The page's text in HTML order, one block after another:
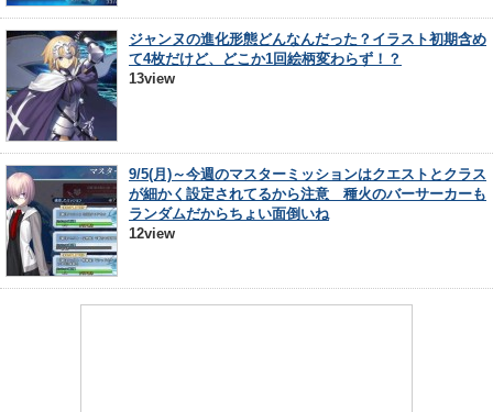
ジャンヌの進化形態どんなんだった？イラスト初期含め
て4枚だけど、どこか1回絵柄変わらず！？
13view
9/5(月)～今週のマスターミッションはクエストとクラス
が細かく設定されてるから注意 種火のバーサーカーも
ランダムだからちょい面倒いね
12view